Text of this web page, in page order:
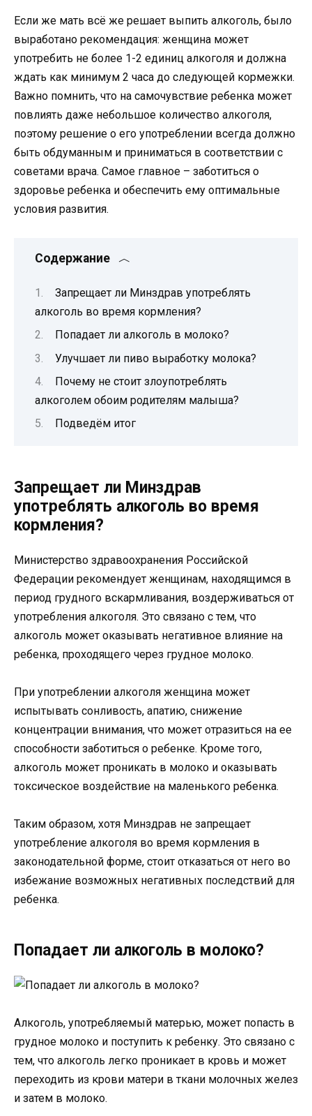
Если же мать всё же решает выпить алкоголь, было
выработано рекомендация: женщина может
употребить не более 1-2 единиц алкоголя и должна
ждать как минимум 2 часа до следующей кормежки.
Важно помнить, что на самочувствие ребенка может
повлиять даже небольшое количество алкоголя,
поэтому решение о его употреблении всегда должно
быть обдуманным и приниматься в соответствии с
советами врача. Самое главное – заботиться о
здоровье ребенка и обеспечить ему оптимальные
условия развития.
Содержание
Запрещает ли Минздрав употреблять
алкоголь во время кормления?
Попадает ли алкоголь в молоко?
Улучшает ли пиво выработку молока?
Почему не стоит злоупотреблять
алкоголем обоим родителям малыша?
Подведём итог
Запрещает ли Минздрав
употреблять алкоголь во время
кормления?
Министерство здравоохранения Российской
Федерации рекомендует женщинам, находящимся в
период грудного вскармливания, воздерживаться от
употребления алкоголя. Это связано с тем, что
алкоголь может оказывать негативное влияние на
ребенка, проходящего через грудное молоко.
При употреблении алкоголя женщина может
испытывать сонливость, апатию, снижение
концентрации внимания, что может отразиться на ее
способности заботиться о ребенке. Кроме того,
алкоголь может проникать в молоко и оказывать
токсическое воздействие на маленького ребенка.
Таким образом, хотя Минздрав не запрещает
употребление алкоголя во время кормления в
законодательной форме, стоит отказаться от него во
избежание возможных негативных последствий для
ребенка.
Попадает ли алкоголь в молоко?
Алкоголь, употребляемый матерью, может попасть в
грудное молоко и поступить к ребенку. Это связано с
тем, что алкоголь легко проникает в кровь и может
переходить из крови матери в ткани молочных желез
и затем в молоко.